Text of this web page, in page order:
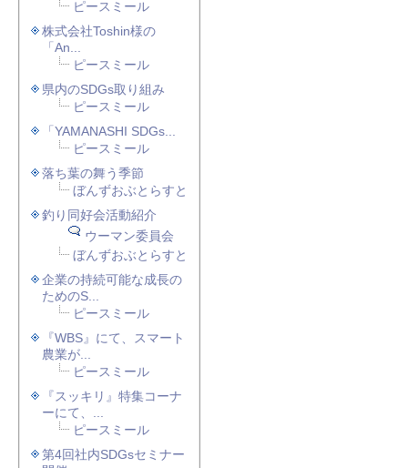
ピースミール
株式会社Toshin様の
「An...
ピースミール
県内のSDGs取り組み
ピースミール
「YAMANASHI SDGs...
ピースミール
落ち葉の舞う季節
ぼんずおぶとらすと
釣り同好会活動紹介
ウーマン委員会
ぼんずおぶとらすと
企業の持続可能な成長の
ためのS...
ピースミール
『WBS』にて、スマート
農業が...
ピースミール
『スッキリ』特集コーナ
ーにて、...
ピースミール
第4回社内SDGsセミナー